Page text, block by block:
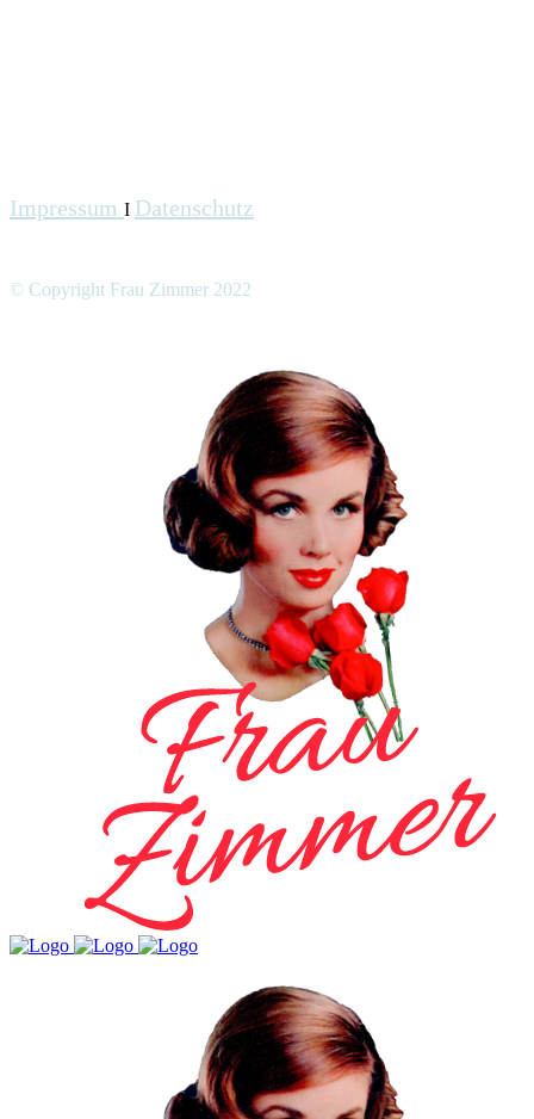
Impressum I Datenschutz
© Copyright Frau Zimmer 2022